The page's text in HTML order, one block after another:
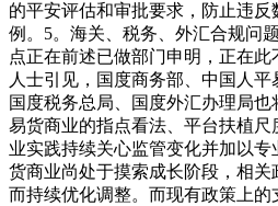
的平安评估和审批要求，防止违
例。5。海关、税务、外汇合规问
点正在前述已做部门申明，正在
人士引见，国度商务部、中国人平
国度税务总局、国度外汇办理局
易货商业的指点看法、平台扶植
业实践持续关心监管变化并加以
货商业尚处于摸索成长阶段，相
而持续优化调整。而现有政策上